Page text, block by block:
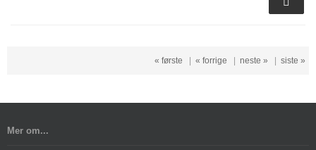
« første « forrige neste » siste »
Mer om...